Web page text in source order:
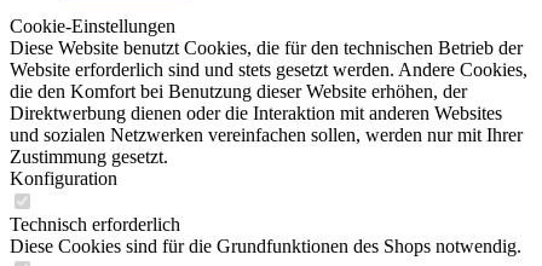
Cookie-Einstellungen
Diese Website benutzt Cookies, die für den technischen Betrieb der
Website erforderlich sind und stets gesetzt werden. Andere Cookies,
die den Komfort bei Benutzung dieser Website erhöhen, der
Direktwerbung dienen oder die Interaktion mit anderen Websites
und sozialen Netzwerken vereinfachen sollen, werden nur mit Ihrer
Zustimmung gesetzt.
Konfiguration
Technisch erforderlich
Diese Cookies sind für die Grundfunktionen des Shops notwendig.